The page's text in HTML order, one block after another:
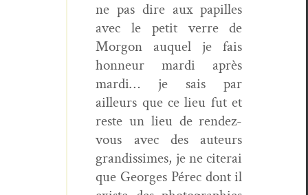
ne pas dire aux papilles
avec le petit verre de
Mor­gon auquel je fais
hon­neur mar­di après
mar­di… je sais par
ailleurs que ce lieu fut et
reste un lieu de ren­dez-
vous avec des auteurs
gran­dis­simes, je ne cit­erai
que Georges Pérec dont il